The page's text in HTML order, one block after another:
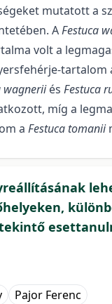
mutatott a
AFestuca
volt a
tartalom
wagneriiés Festuca
míg a
a Festuca tomanii
Pajor Ferenc